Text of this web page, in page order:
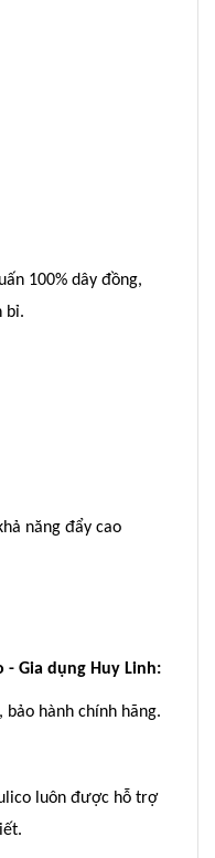
100% dây đồng,
bỉ.
năng đẩy cao
- Gia dụng Huy Linh:
bảo hành chính hãng.
luôn được hỗ trợ